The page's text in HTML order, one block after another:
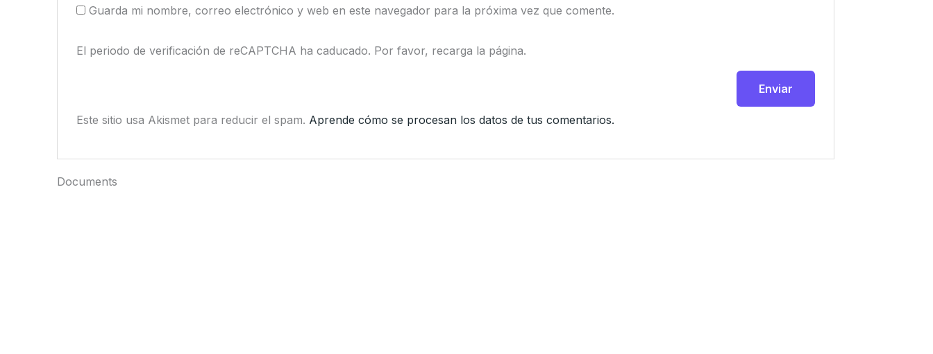
Guarda mi nombre, correo electrónico y web en este navegador para la próxima vez que comente.
El periodo de verificación de reCAPTCHA ha caducado. Por favor, recarga la página.
Este sitio usa Akismet para reducir el spam. Aprende cómo se procesan los datos de tus comentarios.
Documents